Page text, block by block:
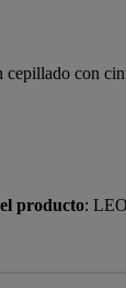
con
producto: